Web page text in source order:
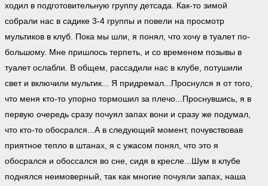
ходил в подготовительную группу детсада. Как-то зимой
собрали нас в садике 3-4 группы и повели на просмотр
мультиков в клуб. Пока мы шли, я понял, что хочу в туалет по-
большому. Мне пришлось терпеть, и со временем позывы в
туалет ослабли. В общем, рассадили нас в клубе, потушили
свет и включили мультик... Я придремал...Проснулся я от того,
что меня кто-то упорно тормошил за плечо...Проснувшись, я в
первую очередь сразу почуял запах вони и сразу же подумал,
что кто-то обосрался...А в следующий момент, почувствовав
приятное тепло в штанах, я с ужасом понял, что это я
обосрался и обоссался во сне, сидя в кресле...Шум в клубе
поднялся неимоверный, так как многие почуяли запах, наша